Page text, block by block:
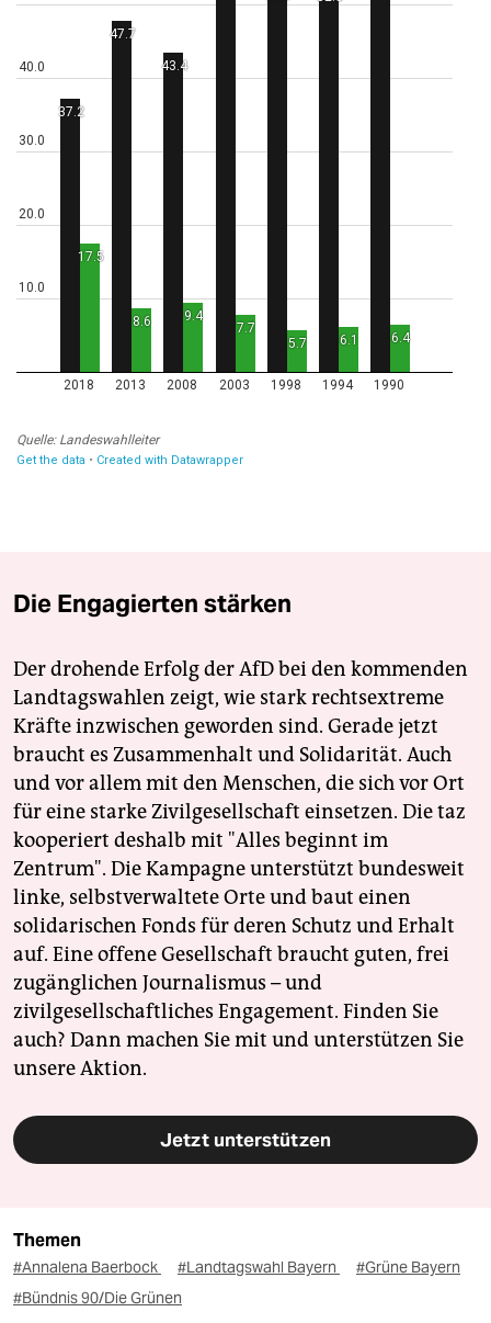
Die Engagierten stärken
Der drohende Erfolg der AfD bei den kommenden
Landtagswahlen zeigt, wie stark rechtsextreme
Kräfte inzwischen geworden sind. Gerade jetzt
braucht es Zusammenhalt und Solidarität. Auch
und vor allem mit den Menschen, die sich vor Ort
für eine starke Zivilgesellschaft einsetzen. Die taz
kooperiert deshalb mit "Alles beginnt im
Zentrum". Die Kampagne unterstützt bundesweit
linke, selbstverwaltete Orte und baut einen
solidarischen Fonds für deren Schutz und Erhalt
auf. Eine offene Gesellschaft braucht guten, frei
zugänglichen Journalismus – und
zivilgesellschaftliches Engagement. Finden Sie
auch? Dann machen Sie mit und unterstützen Sie
unsere Aktion.
Jetzt unterstützen
Themen
#Annalena Baerbock #Landtagswahl Bayern
#Grüne Bayern
#Bündnis 90/Die Grünen